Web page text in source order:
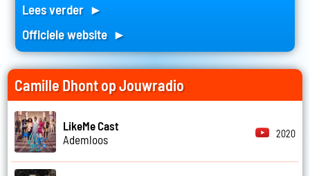
Lees verder ►
Officiele website ►
Camille Dhont op Jouwradio
LikeMe Cast
Ademloos
2020